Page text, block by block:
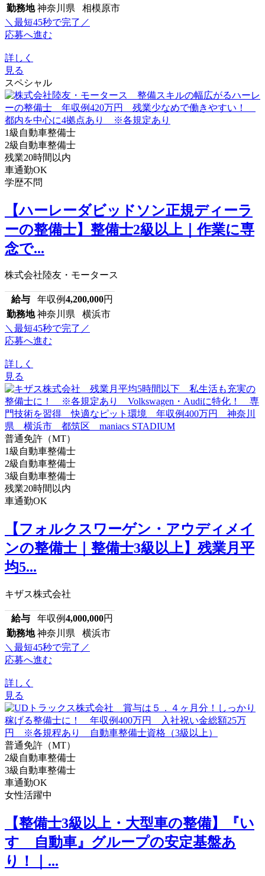
勤務地 神奈川県 相模原市
＼最短45秒で完了／
応募へ進む
詳しく
見る
スペシャル
1級自動車整備士
2級自動車整備士
残業20時間以内
車通勤OK
学歴不問
【ハーレーダビッドソン正規ディーラ
ーの整備士】整備士2級以上｜作業に専
念で...
株式会社陸友・モータース
給与 年収例4,200,000円
勤務地 神奈川県 横浜市
＼最短45秒で完了／
応募へ進む
詳しく
見る
普通免許（MT）
1級自動車整備士
2級自動車整備士
3級自動車整備士
残業20時間以内
車通勤OK
【フォルクスワーゲン・アウディメイ
ンの整備士｜整備士3級以上】残業月平
均5...
キザス株式会社
給与 年収例4,000,000円
勤務地 神奈川県 横浜市
＼最短45秒で完了／
応募へ進む
詳しく
見る
普通免許（MT）
2級自動車整備士
3級自動車整備士
車通勤OK
女性活躍中
【整備士3級以上・大型車の整備】『い
すゞ自動車』グループの安定基盤あ
り！｜...